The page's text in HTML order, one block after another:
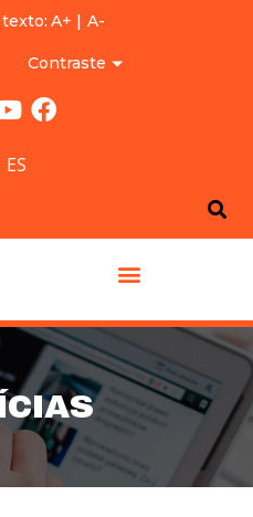
A+ | A-
Contraste
ES